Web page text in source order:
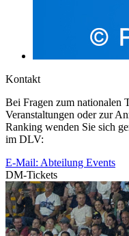
Kontakt
Bei Fragen zum nationalen
Veranstaltungen oder zur
Ranking wenden Sie sich
im DLV:
E-Mail: Abteilung Events
DM-Tickets